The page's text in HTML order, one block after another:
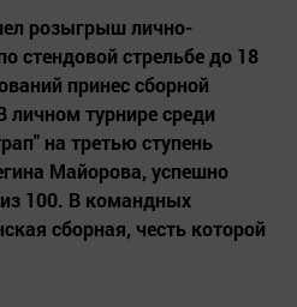
розыгрыш лично-
стендовой стрельбе до 18
принес сборной
личном турнире среди
на третью ступень
Майорова, успешно
100. В командных
сборная, честь которой